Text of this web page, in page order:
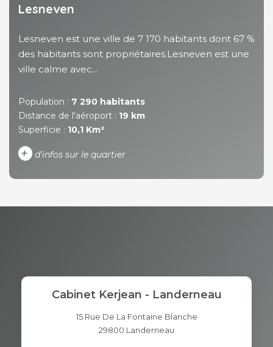
Lesneven
Lesneven est une ville de 7 170 habitants dont 67 %
des habitants sont propriétaires.Lesneven est une
ville calme avec...
Population : 7 290 habitants
Distance de l'aéroport : 19 km
Superficie : 10,1 Km²
+ d'infos sur le quartier
TAXE FONCIÈRE
PART DES MÉNAGES SANS
VOITURE
Cabinet Kerjean - Landerneau
15 Rue De La Fontaine Blanche
29800 Landerneau